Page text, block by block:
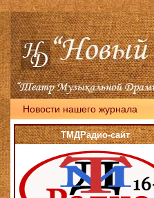
Новости нашего журнала
ТМДРадио-сайт